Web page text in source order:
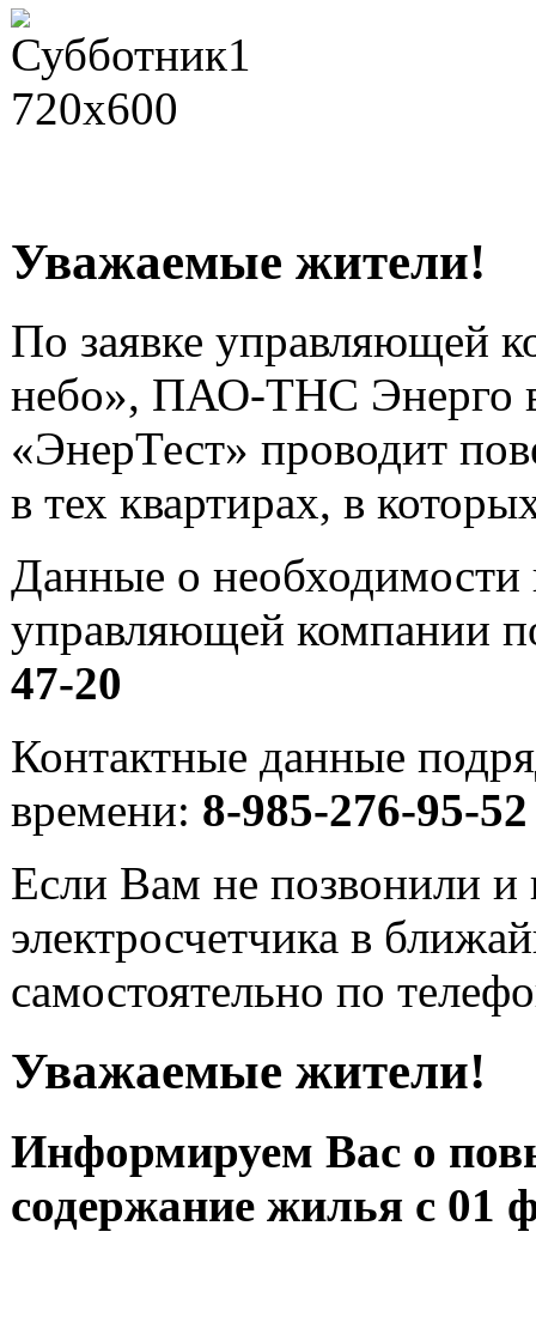
Уважаемые жители!
По заявке управляющей
небо», ПАО-ТНС Энерго
«ЭнерТест» проводит
в тех квартирах, в
Данные о
управляющей компании
47-20
Контактные данные
времени: 8-985-276-95-52
Если Вам не позвонили и
электросчетчика в
самостоятельно по
Уважаемые жители!
Информируем Вас о
содержание жилья с 01